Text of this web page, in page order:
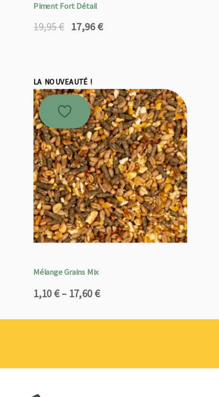
Piment Fort Détail
19,95€
Le
19,95 €.
17,96€
Le
17,96 €.
LA NOUVEAUTÉ !
Mélange Grains Mix
1,10€– 17,60€
Plage
prix :